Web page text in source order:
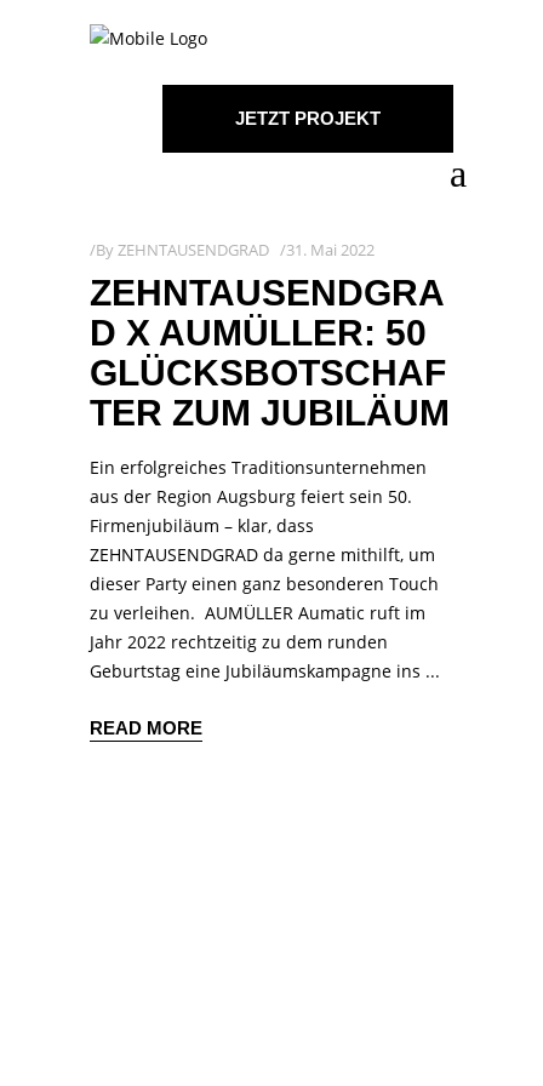
JETZT PROJEKT
ByZEHNTAUSENDGRAD 31. Mai 2022
ZEHNTAUSENDGRA
D X AUMÜLLER: 50
GLÜCKSBOTSCHAF
TER ZUM JUBILÄUM
Ein erfolgreiches Traditionsunternehmen
aus der Region Augsburg feiert sein 50.
Firmenjubiläum – klar, dass
ZEHNTAUSENDGRAD da gerne mithilft, um
dieser Party einen ganz besonderen Touch
zu verleihen. AUMÜLLER Aumatic ruft im
Jahr 2022 rechtzeitig zu dem runden
Geburtstag eine Jubiläumskampagne ins
READ MORE